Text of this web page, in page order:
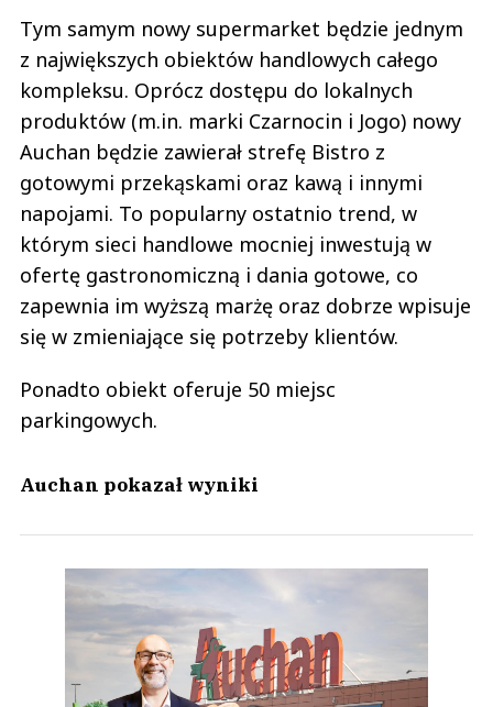
Tym samym nowy supermarket będzie jednym
z największych obiektów handlowych całego
kompleksu. Oprócz dostępu do lokalnych
produktów (m.in. marki Czarnocin i Jogo) nowy
Auchan będzie zawierał strefę Bistro z
gotowymi przekąskami oraz kawą i innymi
napojami. To popularny ostatnio trend, w
którym sieci handlowe mocniej inwestują w
ofertę gastronomiczną i dania gotowe, co
zapewnia im wyższą marżę oraz dobrze wpisuje
się w zmieniające się potrzeby klientów.
Ponadto obiekt oferuje 50 miejsc
parkingowych.
Auchan pokazał wyniki